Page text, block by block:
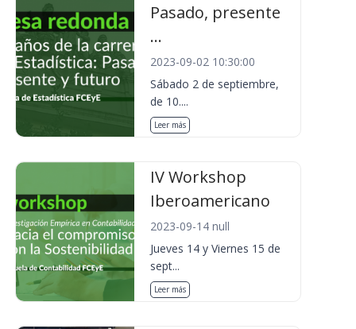
Pasado, presente
...
2023-09-02 10:30:00
Sábado 2 de septiembre,
de 10....
Leer más
IV Workshop
Iberoamericano
2023-09-14 null
Jueves 14 y Viernes 15 de
sept...
Leer más